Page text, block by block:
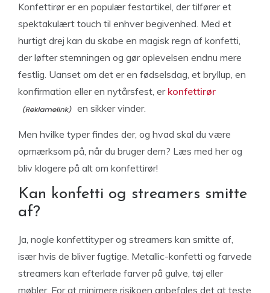
Konfettirør er en populær festartikel, der tilfører et
spektakulært touch til enhver begivenhed. Med et
hurtigt drej kan du skabe en magisk regn af konfetti,
der løfter stemningen og gør oplevelsen endnu mere
festlig. Uanset om det er en fødselsdag, et bryllup, en
konfirmation eller en nytårsfest, er konfettirør
en sikker vinder.
Men hvilke typer findes der, og hvad skal du være
opmærksom på, når du bruger dem? Læs med her og
bliv klogere på alt om konfettirør!
Kan konfetti og streamers smitte
af?
Ja, nogle konfettityper og streamers kan smitte af,
især hvis de bliver fugtige. Metallic-konfetti og farvede
streamers kan efterlade farver på gulve, tøj eller
møbler. For at minimere risikoen anbefales det at teste